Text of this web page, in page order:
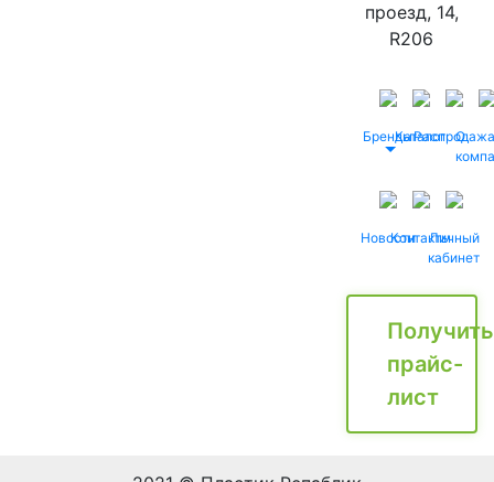
проезд, 14,
R206
БрендыКаталог
Распродажа
О
НовостиКонтактыЛичный
кабинет
Получить
прайс-
лист